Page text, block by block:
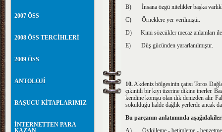
2007 ÖSS
2008 ÖSS TERCİHLERİ
2009 ÖSS
ANTOLOJİ
BAŞUCU KİTAPLARIMIZ
İNTERNETTEN PARA
KAZAN
B)
İnsana özgü nitelikler başka
C)
Örneklere yer verilmiştir.
D)
Kimi sözcükler mecaz anlamları ile
E)
Düş gücünden yararlanılmıştır.
10.Akdeniz bölgesinin çatısı Toros
çıkıntılı bir kıyı üzerine dikine inerler.
kendine komşu olan ılık denizden alır.
sokulduğu halde dağlık yerlerde ancak
Bu parçanın anlatımında
A)
Öyküleme - betimleme - benzetme